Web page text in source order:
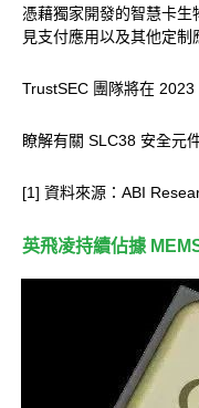
憑藉獨家開發的智慧卡
見支付應用以及其他定
TrustSEC 團隊將在
瞭解有關 SLC38 安全元
[1] 資料來源：ABI
英飛凌持續佔據